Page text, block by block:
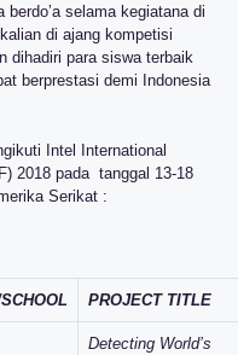
selama kegiatana di
di ajang kompetisi
dihadiri para siswa terbaik
berprestasi demi Indonesia
Intel International
2018 pada tanggal 13-18
Serikat :
PROJECT TITLE
Detecting World’s